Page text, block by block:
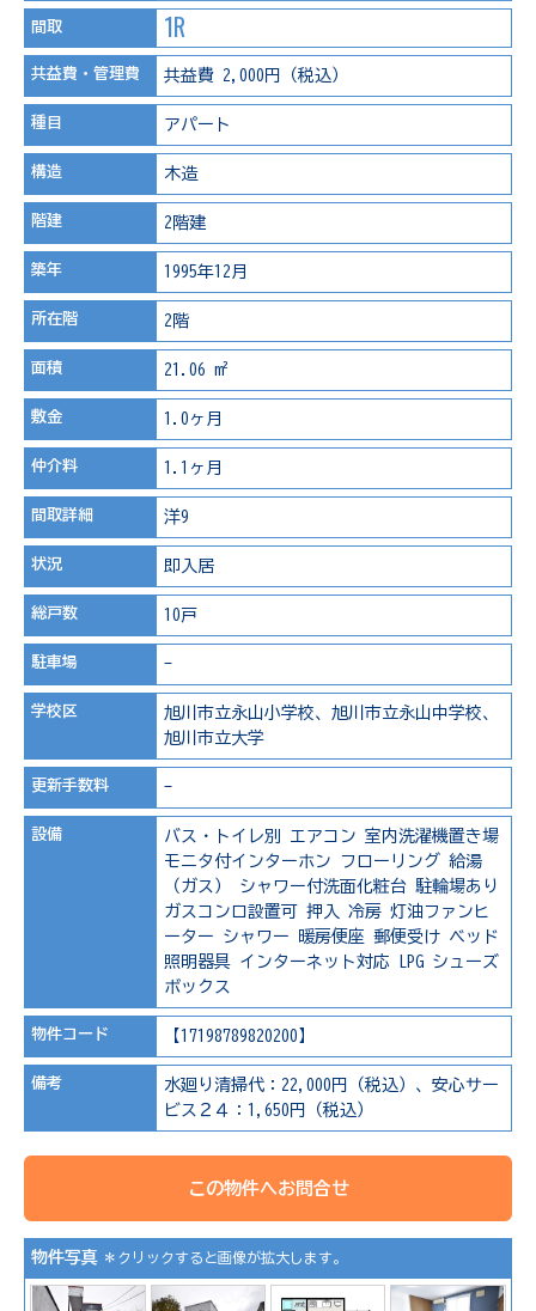
間取 1R
共益費・管理費 共益費 2,000円（税込）
種目 アパート
構造 木造
階建 2階建
築年 1995年12月
所在階 2階
面積 21.06 m²
敷金 1.0ヶ月
仲介料 1.1ヶ月
間取詳細 洋9
状況 即入居
総戸数 10戸
駐車場 -
学校区
旭川市立永山小学校、旭川市立永山中学校、
旭川市立大学
更新手数料 -
設備 バス・トイレ別 エアコン 室内洗濯機置き場
モニタ付インターホン
フローリング
給湯
（ガス）
シャワー付洗面化粧台 駐輪場あり
ガスコンロ設置可
押入 冷房 灯油ファンヒ
ーター
シャワー 暖房便座 郵便受け ベッド
照明器具 インターネット対応 LPG シューズ
ボックス
物件コード 【17198789820200】
備考
水廻り清掃代：22,000円（税込）、安心サー
ビス２４：1,650円（税込）
この物件へお問合せ
物件写真 ＊クリックすると画像が拡大します。